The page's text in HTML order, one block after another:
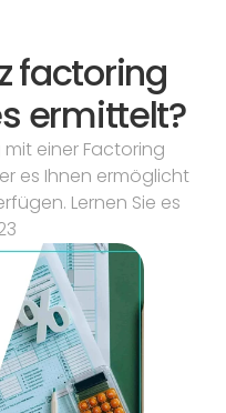
factoring
ermittelt?
einer Factoring
es Ihnen ermöglicht
Lernen Sie es